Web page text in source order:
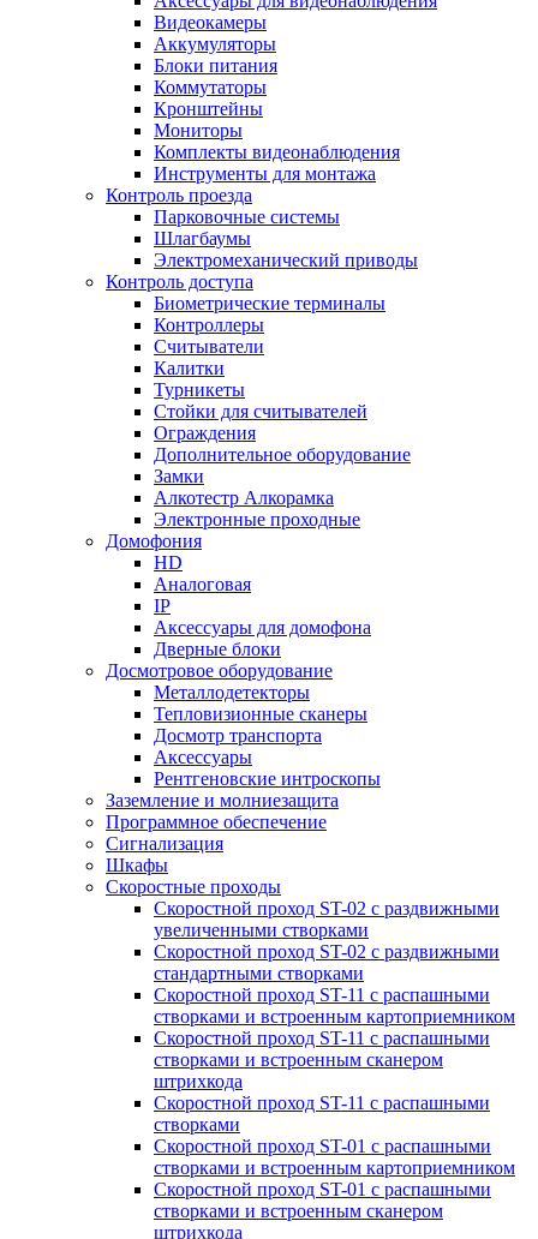
Видеокамеры
Аккумуляторы
Блоки питания
Коммутаторы
Кронштейны
Мониторы
Комплекты видеонаблюдения
Инструменты для монтажа
Контроль проезда
Парковочные системы
Шлагбаумы
Электромеханический приводы
Контроль доступа
Биометрические терминалы
Контроллеры
Считыватели
Калитки
Турникеты
Стойки для считывателей
Ограждения
Дополнительное оборудование
Замки
Алкотестр Алкорамка
Электронные проходные
Домофония
HD
Аналоговая
IP
Аксессуары для домофона
Дверные блоки
Досмотровое оборудование
Металлодетекторы
Тепловизионные сканеры
Досмотр транспорта
Аксессуары
Рентгеновские интроскопы
Заземление и молниезащита
Программное обеспечение
Сигнализация
Шкафы
Скоростные проходы
Скоростной проход ST-02 с раздвижными
увеличенными створками
Скоростной проход ST-02 с раздвижными
стандартными створками
Скоростной проход ST-11 с распашными
створками и встроенным картоприемником
Скоростной проход ST-11 с распашными
створками и встроенным сканером
штрихкода
Скоростной проход ST-11 с распашными
створками
Скоростной проход ST-01 с распашными
створками и встроенным картоприемником
Скоростной проход ST-01 с распашными
створками и встроенным сканером
штрихкода